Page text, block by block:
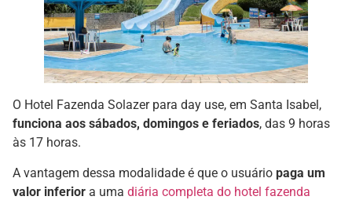
O Hotel Fazenda Solazer para day use, em Santa Isabel,
funciona aos sábados, domingos e feriados, das 9 horas
às 17 horas.
A vantagem dessa modalidade é que o usuário paga um
valor inferior a uma diária completa do hotel fazenda